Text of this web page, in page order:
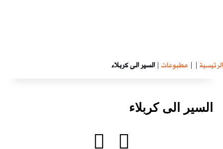
الرئيسية |
| مطبوعات |السير الى كربلاء
السير الى كربلاء